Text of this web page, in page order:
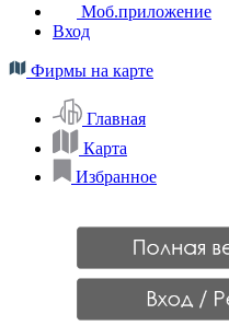
Моб.приложение
Вход
Фирмы на карте
Главная
Карта
Избранное